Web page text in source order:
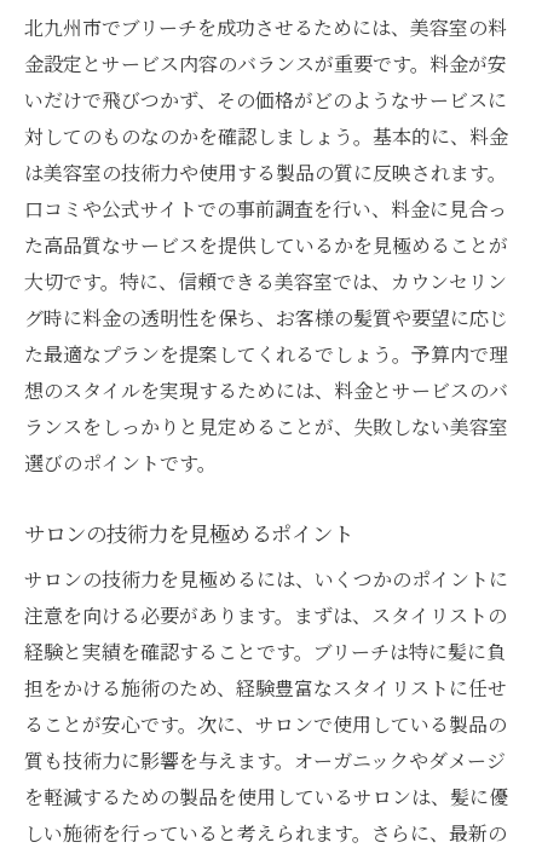
北九州市でブリーチを成功させるためには、美容室の料
金設定とサービス内容のバランスが重要です。料金が安
いだけで飛びつかず、その価格がどのようなサービスに
対してのものなのかを確認しましょう。基本的に、料金
は美容室の技術力や使用する製品の質に反映されます。
口コミや公式サイトでの事前調査を行い、料金に見合っ
た高品質なサービスを提供しているかを見極めることが
大切です。特に、信頼できる美容室では、カウンセリン
グ時に料金の透明性を保ち、お客様の髪質や要望に応じ
た最適なプランを提案してくれるでしょう。予算内で理
想のスタイルを実現するためには、料金とサービスのバ
ランスをしっかりと見定めることが、失敗しない美容室
選びのポイントです。
サロンの技術力を見極めるポイント
サロンの技術力を見極めるには、いくつかのポイントに
注意を向ける必要があります。まずは、スタイリストの
経験と実績を確認することです。ブリーチは特に髪に負
担をかける施術のため、経験豊富なスタイリストに任せ
ることが安心です。次に、サロンで使用している製品の
質も技術力に影響を与えます。オーガニックやダメージ
を軽減するための製品を使用しているサロンは、髪に優
しい施術を行っていると考えられます。さらに、最新の